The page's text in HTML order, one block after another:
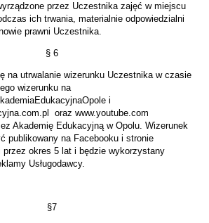
przez Uczestnika zajęć w miejscu
ich trwania, materialnie odpowiedzialni
prawni Uczestnika.
§ 6
na utrwalanie wizerunku Uczestnika w czasie
wizerunku na
i
oraz www.youtube.com
Akademię Edukacyjną w Opolu. Wizerunek
publikowany na Facebooku i stronie
przez okres 5 lat i będzie wykorzystany
Usługodawcy.
§7